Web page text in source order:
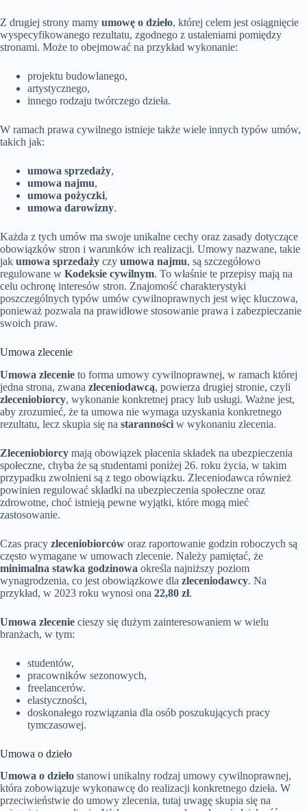
Z drugiej strony mamy umowę o dzieło, której celem jest osiągnięcie
wyspecyfikowanego rezultatu, zgodnego z ustaleniami pomiędzy
stronami. Może to obejmować na przykład wykonanie:
projektu budowlanego,
artystycznego,
innego rodzaju twórczego dzieła.
W ramach prawa cywilnego istnieje także wiele innych typów umów,
takich jak:
umowa sprzedaży,
umowa najmu,
umowa pożyczki,
umowa darowizny.
Każda z tych umów ma swoje unikalne cechy oraz zasady dotyczące
obowiązków stron i warunków ich realizacji. Umowy nazwane, takie
jak umowa sprzedaży czy umowa najmu, są szczegółowo
regulowane w Kodeksie cywilnym. To właśnie te przepisy mają na
celu ochronę interesów stron. Znajomość charakterystyki
poszczególnych typów umów cywilnoprawnych jest więc kluczowa,
ponieważ pozwala na prawidłowe stosowanie prawa i zabezpieczanie
swoich praw.
Umowa zlecenie
Umowa zlecenie to forma umowy cywilnoprawnej, w ramach której
jedna strona, zwana zleceniodawcą, powierza drugiej stronie, czyli
zleceniobiorcy, wykonanie konkretnej pracy lub usługi. Ważne jest,
aby zrozumieć, że ta umowa nie wymaga uzyskania konkretnego
rezultatu, lecz skupia się na staranności w wykonaniu zlecenia.
Zleceniobiorcy mają obowiązek płacenia składek na ubezpieczenia
społeczne, chyba że są studentami poniżej 26. roku życia, w takim
przypadku zwolnieni są z tego obowiązku. Zleceniodawca również
powinien regulować składki na ubezpieczenia społeczne oraz
zdrowotne, choć istnieją pewne wyjątki, które mogą mieć
zastosowanie.
Czas pracy zleceniobiorców oraz raportowanie godzin roboczych są
często wymagane w umowach zlecenie. Należy pamiętać, że
minimalna stawka godzinowa określa najniższy poziom
wynagrodzenia, co jest obowiązkowe dla zleceniodawcy. Na
przykład, w 2023 roku wynosi ona 22,80 zł.
Umowa zlecenie cieszy się dużym zainteresowaniem w wielu
branżach, w tym:
studentów,
pracowników sezonowych,
freelancerów.
elastyczności,
doskonałego rozwiązania dla osób poszukujących pracy
tymczasowej.
Umowa o dzieło
Umowa o dzieło stanowi unikalny rodzaj umowy cywilnoprawnej,
która zobowiązuje wykonawcę do realizacji konkretnego dzieła. W
przeciwieństwie do umowy zlecenia, tutaj uwagę skupia się na